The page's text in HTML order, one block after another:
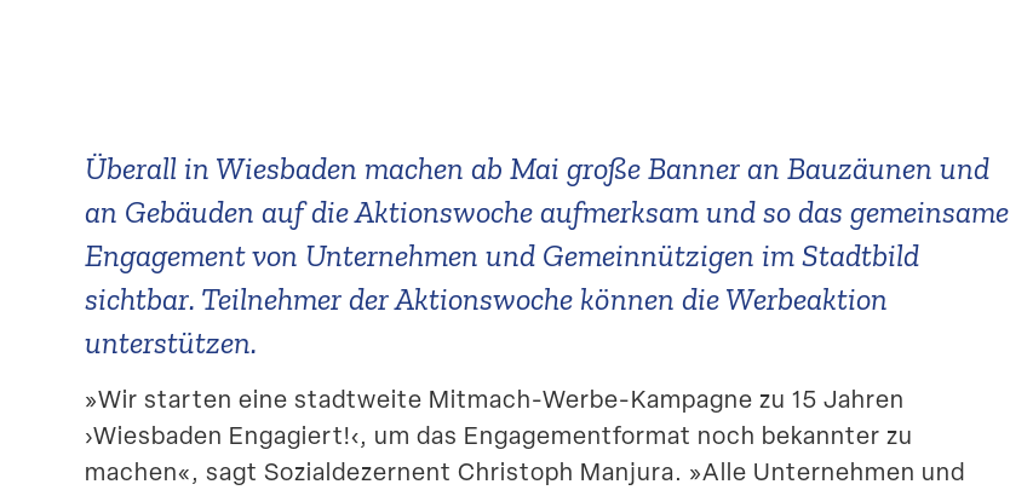
Überall in Wiesbaden machen ab Mai große Banner an Bauzäunen und
an Gebäuden auf die Aktions­woche aufmerksam und so das gemeinsame
Engagement von Unter­nehmen und Gemein­nüt­zigen im Stadtbild
sichtbar. Teilnehmer der Aktions­woche können die Werbe­aktion
unterstützen.
»Wir starten eine stadt­weite Mitmach-Werbe-Kampagne zu 15 Jahren
›Wiesbaden Engagiert!‹, um das Engage­ment­format noch bekannter zu
machen«, sagt Sozial­de­zernent Christoph Manjura. »Alle Unter­nehmen und